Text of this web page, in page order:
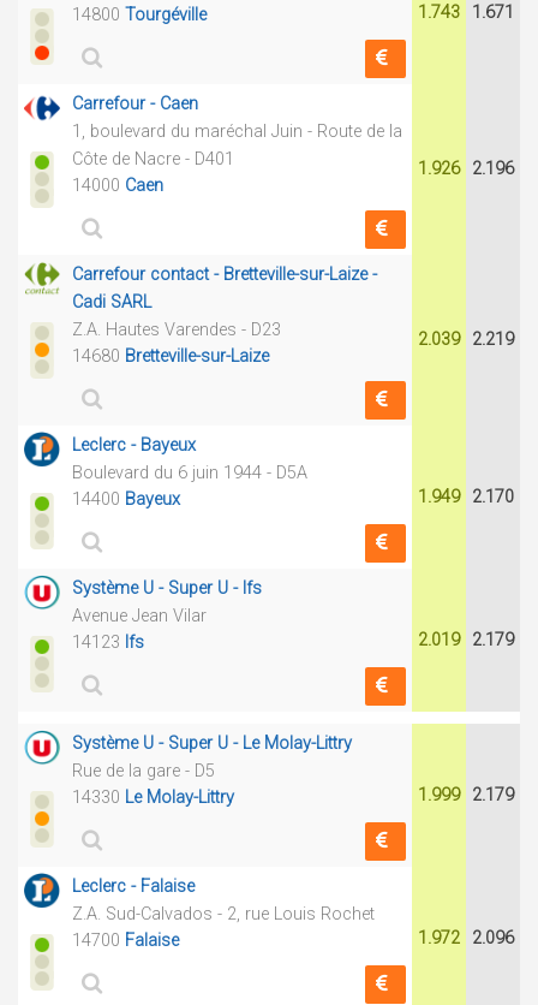
14800 Tourgéville 1.743 1.671
Carrefour - Caen
1, boulevard du maréchal Juin - Route de la
Côte de Nacre - D401
14000 Caen
1.926 2.196
Carrefour contact - Bretteville-sur-Laize -
Cadi SARL
Z.A. Hautes Varendes - D23
14680 Bretteville-sur-Laize
2.039 2.219
Leclerc - Bayeux
Boulevard du 6 juin 1944 - D5A
14400 Bayeux 1.949 2.170
Système U - Super U - Ifs
Avenue Jean Vilar
14123 Ifs 2.019 2.179
Système U - Super U - Le Molay-Littry
Rue de la gare - D5
14330 Le Molay-Littry 1.999 2.179
Leclerc - Falaise
Z.A. Sud-Calvados - 2, rue Louis Rochet
14700 Falaise 1.972 2.096